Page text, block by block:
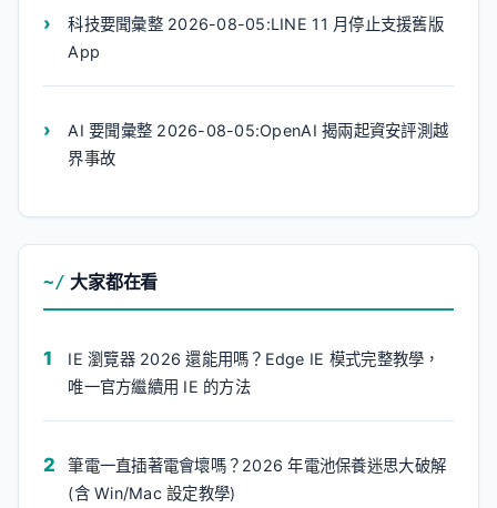
科技要聞彙整 2026-08-05:LINE 11 月停止支援舊版
App
AI 要聞彙整 2026-08-05:OpenAI 揭兩起資安評測越
界事故
大家都在看
IE 瀏覽器 2026 還能用嗎？Edge IE 模式完整教學，
唯一官方繼續用 IE 的方法
筆電一直插著電會壞嗎？2026 年電池保養迷思大破解
(含 Win/Mac 設定教學)